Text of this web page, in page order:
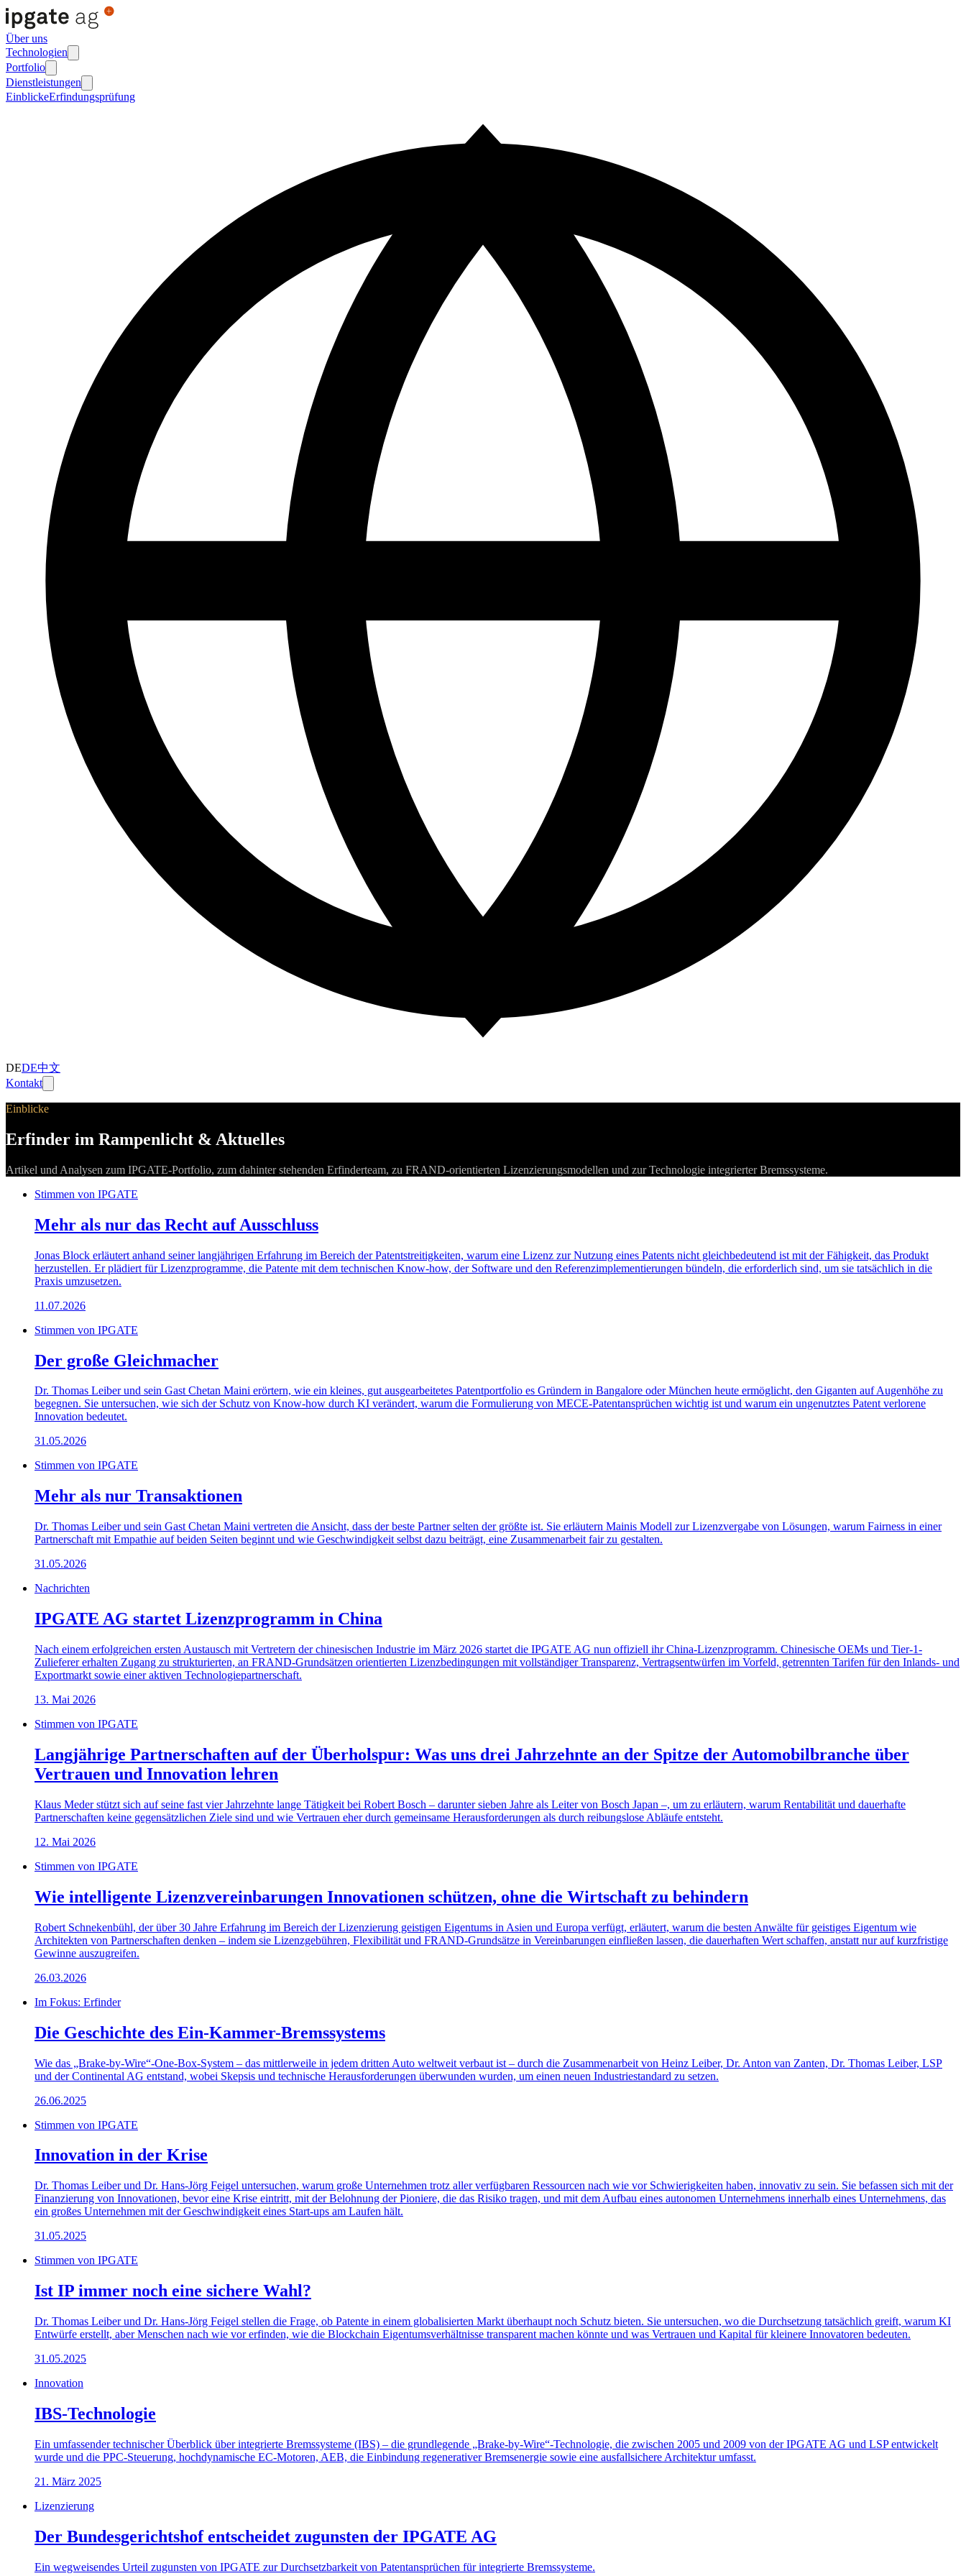
Über uns
Technologien
Portfolio
Dienstleistungen
EinblickeErfindungsprüfung
DEDE中文
Kontakt
Einblicke
Erfinder im Rampenlicht & Aktuelles
Artikel und Analysen zum IPGATE-Portfolio, zum dahinter stehenden Erfinderteam, zu FRAND-orientierten Lizenzierungsmodellen und zur Technologie integrierter Bremssysteme.
Stimmen von IPGATE
Mehr als nur das Recht auf Ausschluss
Jonas Block erläutert anhand seiner langjährigen Erfahrung im Bereich der Patentstreitigkeiten, warum eine Lizenz zur Nutzung eines Patents nicht gleichbedeutend ist mit der Fähigkeit, das Produkt
herzustellen. Er plädiert für Lizenzprogramme, die Patente mit dem technischen Know-how, der Software und den Referenzimplementierungen bündeln, die erforderlich sind, um sie tatsächlich in die
Praxis umzusetzen.
11.07.2026
Stimmen von IPGATE
Der große Gleichmacher
Dr. Thomas Leiber und sein Gast Chetan Maini erörtern, wie ein kleines, gut ausgearbeitetes Patentportfolio es Gründern in Bangalore oder München heute ermöglicht, den Giganten auf Augenhöhe zu
begegnen. Sie untersuchen, wie sich der Schutz von Know-how durch KI verändert, warum die Formulierung von MECE-Patentansprüchen wichtig ist und warum ein ungenutztes Patent verlorene
Innovation bedeutet.
31.05.2026
Stimmen von IPGATE
Mehr als nur Transaktionen
Dr. Thomas Leiber und sein Gast Chetan Maini vertreten die Ansicht, dass der beste Partner selten der größte ist. Sie erläutern Mainis Modell zur Lizenzvergabe von Lösungen, warum Fairness in einer
Partnerschaft mit Empathie auf beiden Seiten beginnt und wie Geschwindigkeit selbst dazu beiträgt, eine Zusammenarbeit fair zu gestalten.
31.05.2026
Nachrichten
IPGATE AG startet Lizenzprogramm in China
Nach einem erfolgreichen ersten Austausch mit Vertretern der chinesischen Industrie im März 2026 startet die IPGATE AG nun offiziell ihr China-Lizenzprogramm. Chinesische OEMs und Tier-1-
Zulieferer erhalten Zugang zu strukturierten, an FRAND-Grundsätzen orientierten Lizenzbedingungen mit vollständiger Transparenz, Vertragsentwürfen im Vorfeld, getrennten Tarifen für den Inlands- und
Exportmarkt sowie einer aktiven Technologiepartnerschaft.
13. Mai 2026
Stimmen von IPGATE
Langjährige Partnerschaften auf der Überholspur: Was uns drei Jahrzehnte an der Spitze der Automobilbranche über
Vertrauen und Innovation lehren
Klaus Meder stützt sich auf seine fast vier Jahrzehnte lange Tätigkeit bei Robert Bosch – darunter sieben Jahre als Leiter von Bosch Japan –, um zu erläutern, warum Rentabilität und dauerhafte
Partnerschaften keine gegensätzlichen Ziele sind und wie Vertrauen eher durch gemeinsame Herausforderungen als durch reibungslose Abläufe entsteht.
12. Mai 2026
Stimmen von IPGATE
Wie intelligente Lizenzvereinbarungen Innovationen schützen, ohne die Wirtschaft zu behindern
Robert Schnekenbühl, der über 30 Jahre Erfahrung im Bereich der Lizenzierung geistigen Eigentums in Asien und Europa verfügt, erläutert, warum die besten Anwälte für geistiges Eigentum wie
Architekten von Partnerschaften denken – indem sie Lizenzgebühren, Flexibilität und FRAND-Grundsätze in Vereinbarungen einfließen lassen, die dauerhaften Wert schaffen, anstatt nur auf kurzfristige
Gewinne auszugreifen.
26.03.2026
Im Fokus: Erfinder
Die Geschichte des Ein-Kammer-Bremssystems
Wie das „Brake-by-Wire“-One-Box-System – das mittlerweile in jedem dritten Auto weltweit verbaut ist – durch die Zusammenarbeit von Heinz Leiber, Dr. Anton van Zanten, Dr. Thomas Leiber, LSP
und der Continental AG entstand, wobei Skepsis und technische Herausforderungen überwunden wurden, um einen neuen Industriestandard zu setzen.
26.06.2025
Stimmen von IPGATE
Innovation in der Krise
Dr. Thomas Leiber und Dr. Hans-Jörg Feigel untersuchen, warum große Unternehmen trotz aller verfügbaren Ressourcen nach wie vor Schwierigkeiten haben, innovativ zu sein. Sie befassen sich mit der
Finanzierung von Innovationen, bevor eine Krise eintritt, mit der Belohnung der Pioniere, die das Risiko tragen, und mit dem Aufbau eines autonomen Unternehmens innerhalb eines Unternehmens, das
ein großes Unternehmen mit der Geschwindigkeit eines Start-ups am Laufen hält.
31.05.2025
Stimmen von IPGATE
Ist IP immer noch eine sichere Wahl?
Dr. Thomas Leiber und Dr. Hans-Jörg Feigel stellen die Frage, ob Patente in einem globalisierten Markt überhaupt noch Schutz bieten. Sie untersuchen, wo die Durchsetzung tatsächlich greift, warum KI
Entwürfe erstellt, aber Menschen nach wie vor erfinden, wie die Blockchain Eigentumsverhältnisse transparent machen könnte und was Vertrauen und Kapital für kleinere Innovatoren bedeuten.
31.05.2025
Innovation
IBS-Technologie
Ein umfassender technischer Überblick über integrierte Bremssysteme (IBS) – die grundlegende „Brake-by-Wire“-Technologie, die zwischen 2005 und 2009 von der IPGATE AG und LSP entwickelt
wurde und die PPC-Steuerung, hochdynamische EC-Motoren, AEB, die Einbindung regenerativer Bremsenergie sowie eine ausfallsichere Architektur umfasst.
21. März 2025
Lizenzierung
Der Bundesgerichtshof entscheidet zugunsten der IPGATE AG
Ein wegweisendes Urteil zugunsten von IPGATE zur Durchsetzbarkeit von Patentansprüchen für integrierte Bremssysteme.